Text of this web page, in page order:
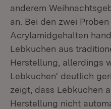
anderem
an. Bei den zwei
Acrylamidgehalten
Lebkuchen aus
Herstellung, allerdings
Lebkuchen‘ deutlich
zeigt, dass Lebkuchen
Herstellung nicht